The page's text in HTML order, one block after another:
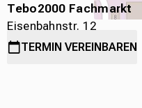
Tebo2000 Fachmarkt
Eisenbahnstr. 12
78315 Radolfzell
TERMIN VEREINBAREN